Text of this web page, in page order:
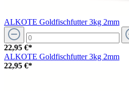
ALKOTE Goldfischfutter 3kg 2mm
22,95 €*
ALKOTE Goldfischfutter 3kg 2mm
22,95 €*